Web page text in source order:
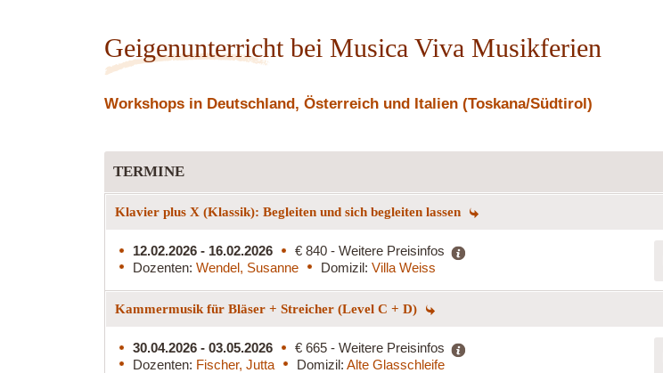
Geigenunterricht bei Musica Viva Musikferien
Workshops in Deutschland, Österreich und Italien (Toskana/Südtirol)
TERMINE
Klavier plus X (Klassik): Begleiten und sich begleiten lassen
12.02.2026 - 16.02.2026
€ 840 - Weitere Preisinfos
Dozenten: Wendel, Susanne Domizil: Villa Weiss
Kammermusik für Bläser + Streicher (Level C + D)
30.04.2026 - 03.05.2026
€ 665 - Weitere Preisinfos
Dozenten: Fischer, Jutta Domizil: Alte Glasschleife